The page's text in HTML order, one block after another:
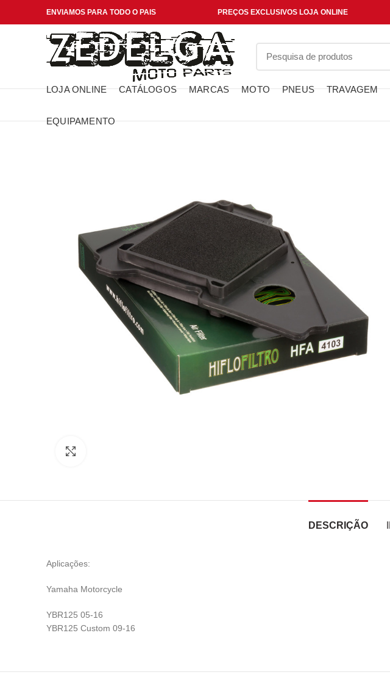
ENVIAMOS PARA TODO O PAIS PREÇOS EXCLUSIVOS LOJA ONLINE
LOJA ONLINE CATÁLOGOS MARCAS MOTO PNEUS TRAVAGEM
EQUIPAMENTO
DESCRIÇÃO
Aplicações:
Yamaha Motorcycle
YBR125 05-16
YBR125 Custom 09-16